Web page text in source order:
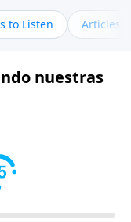
to Listen Articles
nuestras